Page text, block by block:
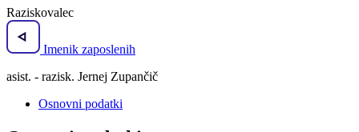
Raziskovalec
Imenik zaposlenih
asist. - razisk. Jernej Zupančič
Osnovni podatki